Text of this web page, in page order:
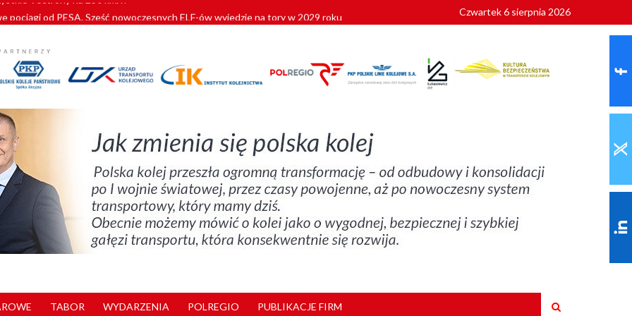
pociągi od PESA. Sześć nowoczesnych ELF-ów wyjedzie na tory w 2029 roku
alkoholu i wjeżdżają na tory
Vectrony na 230 km/h
Czwartek 6 sierpnia 2026
TABOR WYDARZENIA POLREGIO PUBLIKACJE FIRM